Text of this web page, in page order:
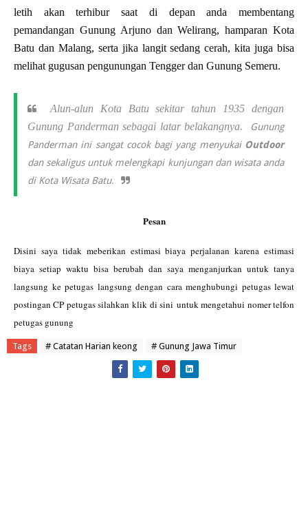
letih akan terhibur saat di depan anda membentang
pemandangan Gunung Arjuno dan Welirang, hamparan Kota
Batu dan Malang, serta jika langit sedang cerah, kita juga bisa
melihat gugusan pengunungan Tengger dan Gunung Semeru.
Alun-alun Kota Batu sekitar tahun 1935 dengan
Gunung Panderman sebagai latar belakangnya.
Gunung
Panderman ini sangat cocok bagi yang menyukai Outdoor
dan sekaligus untuk melengkapi kunjungan dan wisata anda
di Kota Wisata Batu.
Pesan
Disini saya tidak meberikan estimasi biaya perjalanan karena estimasi
biaya setiap waktu bisa berubah dan saya menganjurkan untuk tanya
langsung ke petugas langsung dengan cara menghubungi petugas lewat
postingan CP petugas silahkan klik di sini untuk mengetahui nomer telfon
petugas gunung
Tags # Catatan Harian keong # Gunung Jawa Timur